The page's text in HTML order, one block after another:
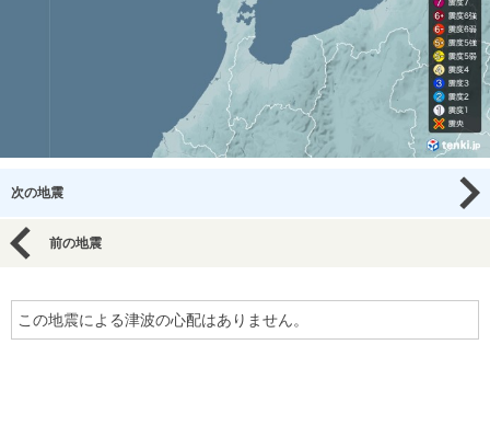
次の地震
前の地震
この地震による津波の心配はありません。